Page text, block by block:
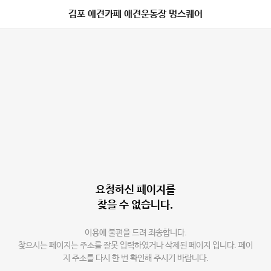
김포 애견카페 애견운동장 멍스퀘어
요청하신 페이지를
찾을 수 없습니다.
이용에 불편을 드려 죄송합니다.
찾으시는 페이지는 주소를 잘못 입력하였거나 삭제된 페이지 입니다. 페이
지 주소를 다시 한 번 확인해 주시기 바랍니다.